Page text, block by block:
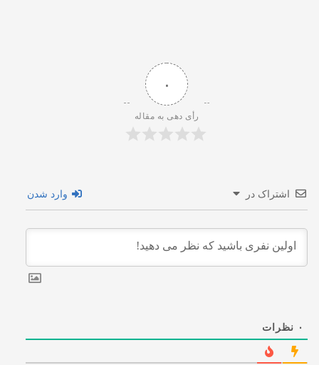
۰
رأی دهی به مقاله
اشتراک در وارد شدن
نظرات